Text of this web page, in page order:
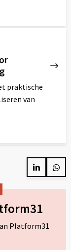
praktische
van
Delen
LinkedIn
Platform31